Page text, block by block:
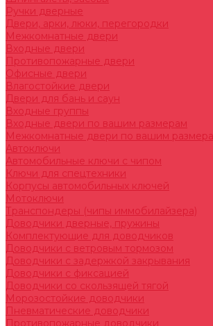
Ручки дверные
Двери, арки, люки, перегородки
Межкомнатные двери
Входные двери
Противопожарные двери
Офисные двери
Влагостойкие двери
Двери для бань и саун
Входные группы
Входные двери по вашим размерам
Межкомнатные двери по вашим
Автоключи
Автомобильные ключи с чипом
Ключи для спецтехники
Корпусы автомобильных ключей
Мотоключи
Транспондеры (чипы иммобилайзера)
Доводчики дверные, пружины
Комплектующие для доводчиков
Доводчики с ветровым тормозом
Доводчики с задержкой закрывания
Доводчики с фиксацией
Доводчики со скользящей тягой
Морозостойкие доводчики
Пневматические доводчики
Противопожарные доводчики